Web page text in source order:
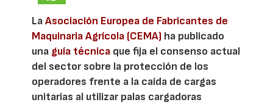
LaAsociación Europea de Fabricantes de
Maquinaria Agrícola (CEMA) ha publicado
una guía técnica que fija el consenso actual
del sector sobre la protección de los
operadores frente a la caída de cargas
unitarias al utilizar palas cargadoras